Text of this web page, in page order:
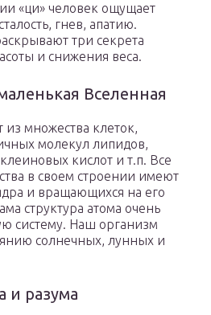
«ци» человек ощущает
гнев, апатию.
три секрета
и снижения веса.
Вселенная
из множества клеток,
молекул липидов,
кислот и т.п. Все
в своем строении имеют
и вращающихся на его
структура атома очень
систему. Наш организм
солнечных, лунных и
и разума